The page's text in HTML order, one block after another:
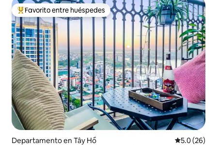
De los mejores en Favorito entre huéspedes
Favorito entre huéspedes
Departamento en Tây Hồ Calificación
5.0 (26)